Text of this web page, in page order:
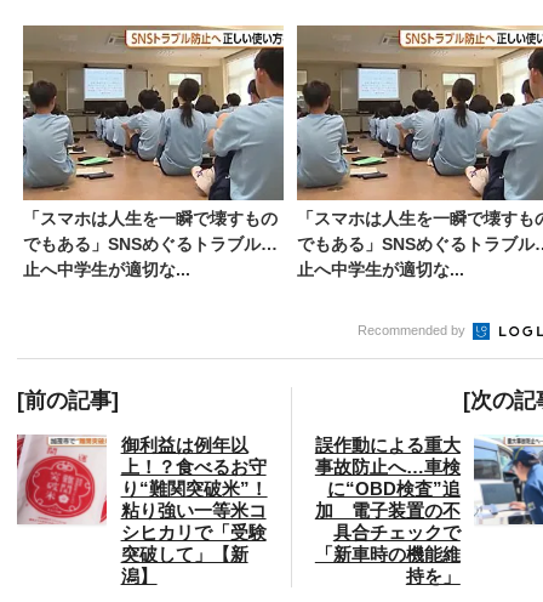
「スマホは人生を一瞬で壊すもの
でもある」SNSめぐるトラブル防
止へ中学生が適切な...
「スマホは人生を一瞬で壊すも
でもある」SNSめぐるトラブル
止へ中学生が適切な...
Recommended by
[前の記事]
御利益は例年以
上！？食べるお守
り“難関突破米”！
粘り強い一等米コ
シヒカリで「受験
突破して」【新
潟】
[次の記
誤作動による重大
事故防止へ…車検
に“OBD検査”追
加 電子装置の不
具合チェックで
「新車時の機能維
持を」